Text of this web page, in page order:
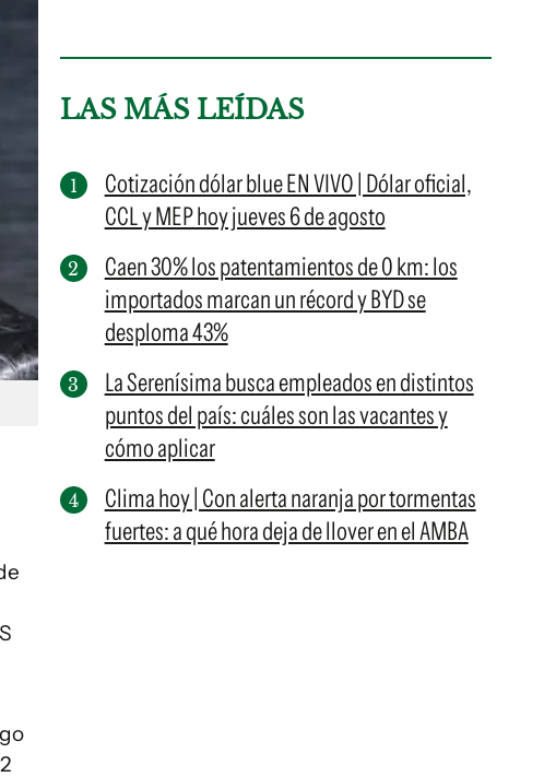
LAS MÁS LEÍDAS
Cotización dólar blue EN VIVO | Dólar oficial,
CCL y MEP hoy jueves 6 de agosto
Caen 30% los patentamientos de 0 km: los
importados marcan un récord y BYD se
desploma 43%
La Serenísima busca empleados en distintos
puntos del país: cuáles son las vacantes y
cómo aplicar
Clima hoy | Con alerta naranja por tormentas
fuertes: a qué hora deja de llover en el AMBA